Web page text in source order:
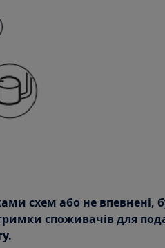
схем або не впевнені,
споживачів для